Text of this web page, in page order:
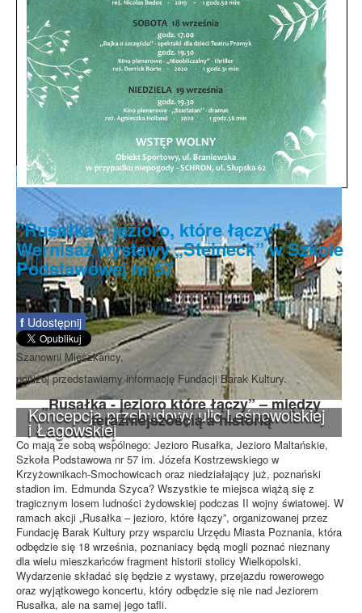
Koncepcja przebudowy ulic Leśnowolskiej
i Łagowskiej
"Rusałka – jezioro, które łączy" -
Wernisaż wystawy „Steineck” w Szkole
Podstawowej nr 57
f Udostępnij
Szanowni Mieszkańcy,
poniżej przedstawiamy informację Fundacji Barak Kultury.
„Rusałka - jezioro które łączy” – między
teraźniejszością a historią
Co mają ze sobą wspólnego: Jezioro Rusałka, Jezioro Maltańskie,
Szkoła Podstawowa nr 57 im. Józefa Kostrzewskiego w
Krzyżownikach-Smochowicach oraz niedziałający już, poznański
stadion im. Edmunda Szyca? Wszystkie te miejsca wiążą się z
tragicznym losem ludności żydowskiej podczas II wojny światowej. W
ramach akcji „Rusałka – jezioro, które łączy”, organizowanej przez
Fundację Barak Kultury przy wsparciu Urzędu Miasta Poznania, która
odbędzie się 18 września, poznaniacy będą mogli poznać nieznany
dla wielu mieszkańców fragment historii stolicy Wielkopolski.
Wydarzenie składać się będzie z wystawy, przejazdu rowerowego
oraz wyjątkowego koncertu, który odbędzie się nie nad Jeziorem
Rusałka, ale na samej jego tafli.